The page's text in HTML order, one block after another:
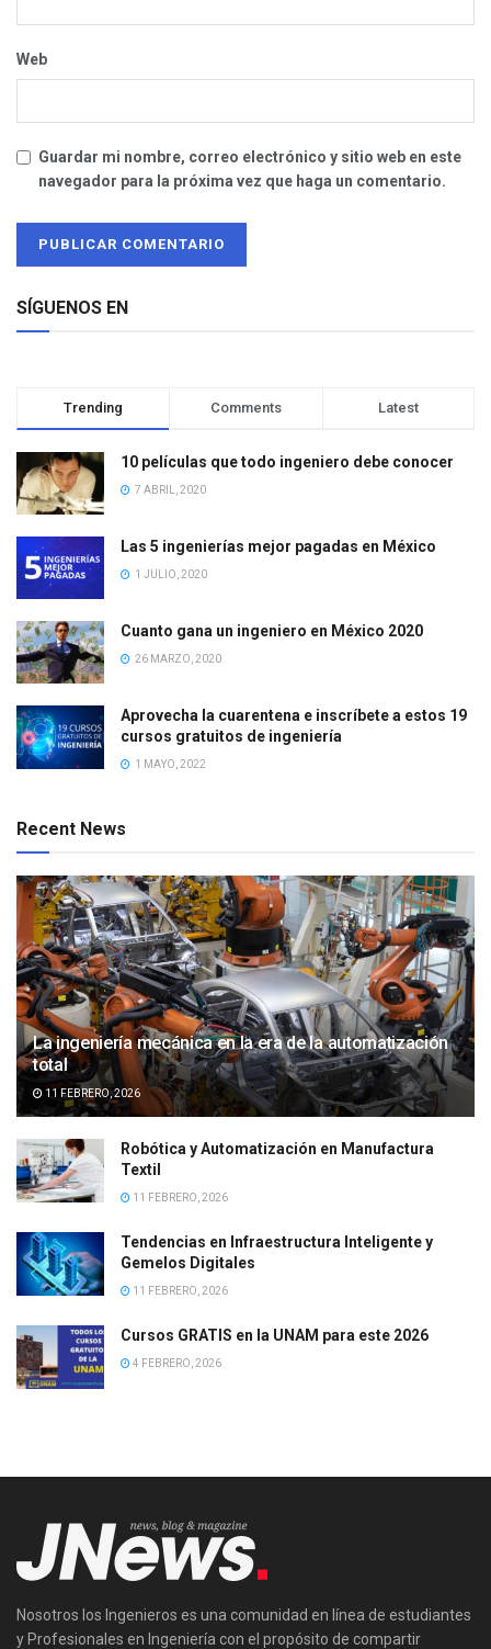
Web
Guardar mi nombre, correo electrónico y sitio web en este
navegador para la próxima vez que haga un comentario.
SÍGUENOS EN
Trending Comments Latest
10 películas que todo ingeniero debe conocer
7 ABRIL, 2020
Las 5 ingenierías mejor pagadas en México
1 JULIO, 2020
Cuanto gana un ingeniero en México 2020
26 MARZO, 2020
Aprovecha la cuarentena e inscríbete a estos 19
cursos gratuitos de ingeniería
1 MAYO, 2022
Recent News
La ingeniería mecánica en la era de la automatización
total
11 FEBRERO, 2026
Robótica y Automatización en Manufactura
Textil
11 FEBRERO, 2026
Tendencias en Infraestructura Inteligente y
Gemelos Digitales
11 FEBRERO, 2026
Cursos GRATIS en la UNAM para este 2026
4 FEBRERO, 2026
Nosotros los Ingenieros es una comunidad en línea de estudiantes
y Profesionales en Ingeniería con el propósito de compartir